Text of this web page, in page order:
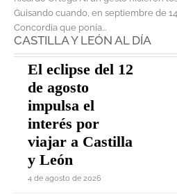
Guisando cuando, en septiembre de
Concordia que ponía...
CASTILLA Y LEÓN AL DÍA
El eclipse del 12
de agosto
impulsa el
interés por
viajar a Castilla
y León
4 de agosto de 2026